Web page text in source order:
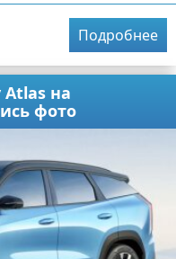
Подробнее
на
фото